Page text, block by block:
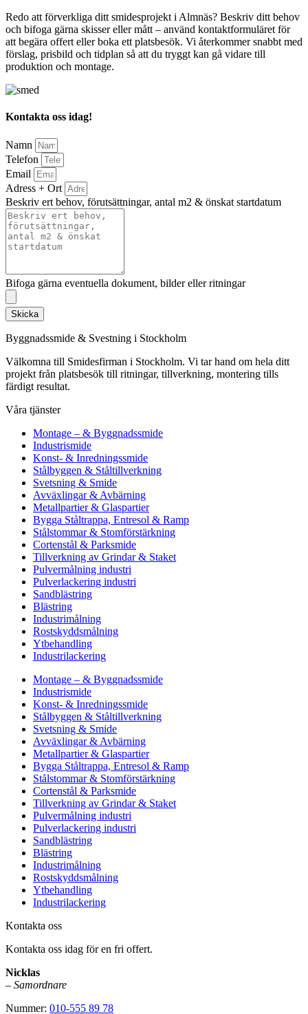
Redo att förverkliga ditt smidesprojekt i Almnäs? Beskriv ditt behov
och bifoga gärna skisser eller mått – använd kontaktformuläret för
att begära offert eller boka ett platsbesök. Vi återkommer snabbt med
förslag, prisbild och tidplan så att du tryggt kan gå vidare till
produktion och montage.
Kontakta oss idag!
Namn
Telefon
Email
Adress + Ort
Beskriv ert behov, förutsättningar, antal m2 & önskat startdatum
Bifoga gärna eventuella dokument, bilder eller ritningar
Skicka
Byggnadssmide & Svestning i Stockholm
Välkomna till Smidesfirman i Stockholm. Vi tar hand om hela ditt
projekt från platsbesök till ritningar, tillverkning, montering tills
färdigt resultat.
Våra tjänster
Montage – & Byggnadssmide
Industrismide
Konst- & Inredningssmide
Stålbyggen & Ståltillverkning
Svetsning & Smide
Avväxlingar & Avbärning
Metallpartier & Glaspartier
Bygga Ståltrappa, Entresol & Ramp
Stålstommar & Stomförstärkning
Cortenstål & Parksmide
Tillverkning av Grindar & Staket
Pulvermålning industri
Pulverlackering industri
Sandblästring
Blästring
Industrimålning
Rostskyddsmålning
Ytbehandling
Industrilackering
Montage – & Byggnadssmide
Industrismide
Konst- & Inredningssmide
Stålbyggen & Ståltillverkning
Svetsning & Smide
Avväxlingar & Avbärning
Metallpartier & Glaspartier
Bygga Ståltrappa, Entresol & Ramp
Stålstommar & Stomförstärkning
Cortenstål & Parksmide
Tillverkning av Grindar & Staket
Pulvermålning industri
Pulverlackering industri
Sandblästring
Blästring
Industrimålning
Rostskyddsmålning
Ytbehandling
Industrilackering
Kontakta oss
Kontakta oss idag för en fri offert.
Nicklas
– Samordnare
Nummer: 010-555 89 78